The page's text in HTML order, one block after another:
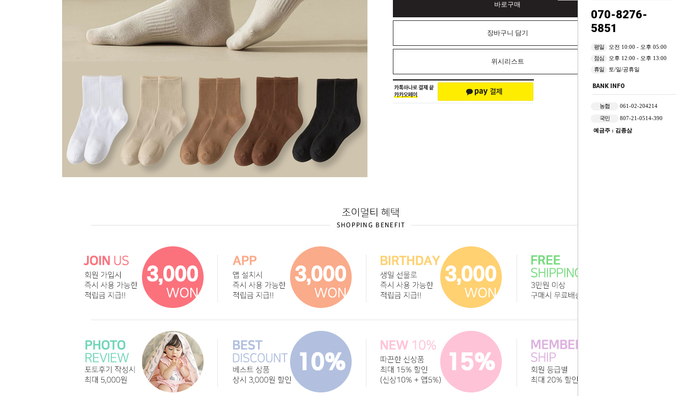
070-8276-
5851
평일
오전 10:00 - 오후 05:00
점심
오후 12:00 - 오후 13:00
휴일
토/일/공휴일
BANK INFO
농협
061-02-204214
국민
807-21-0514-390
예금주 : 김종삼
바로구매
장바구니 담기
위시리스트